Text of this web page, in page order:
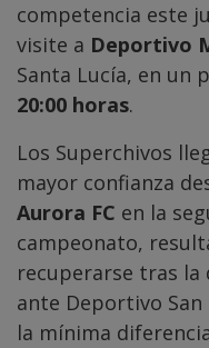
competencia este
visite a Deportivo
Santa Lucía, en un
20:00 horas.
Los Superchivos
mayor confianza
Aurora FC en la
campeonato,
recuperarse tras
ante Deportivo
la mínima